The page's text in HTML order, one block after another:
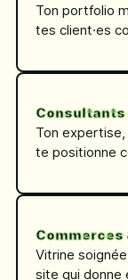
Ton portfolio
tes client·es
Consultants
Ton
te positionne
Commerces
Vitrine
site qui donne